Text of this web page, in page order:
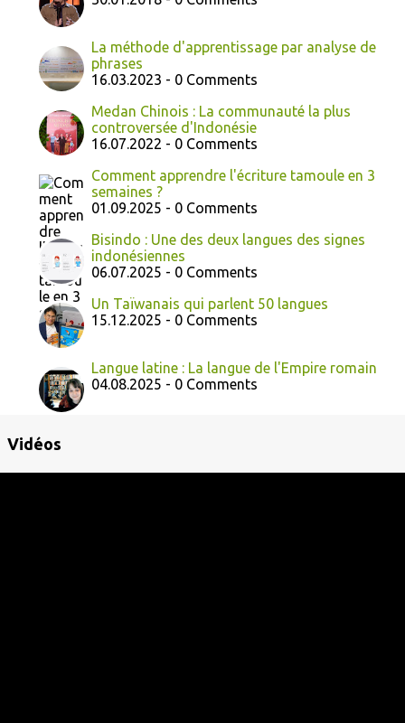
La méthode d'apprentissage par analyse de
phrases
16.03.2023 - 0 Comments
Medan Chinois : La communauté la plus
controversée d'Indonésie
16.07.2022 - 0 Comments
Comment apprendre l'écriture tamoule en 3
semaines ?
01.09.2025 - 0 Comments
Bisindo : Une des deux langues des signes
indonésiennes
06.07.2025 - 0 Comments
Un Taïwanais qui parlent 50 langues
15.12.2025 - 0 Comments
Langue latine : La langue de l'Empire romain
04.08.2025 - 0 Comments
Vidéos